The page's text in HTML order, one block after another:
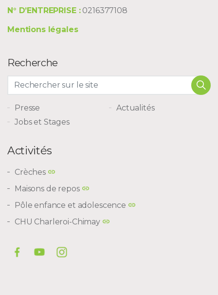
N° D’ENTREPRISE :0216377108
Mentions légales
Recherche
Presse
Actualités
Jobs et Stages
Activités
Crèches
Maisons de repos
Pôle enfance et adolescence
CHU Charleroi-Chimay